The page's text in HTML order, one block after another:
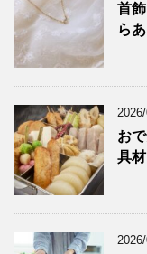
首
ら
お
具